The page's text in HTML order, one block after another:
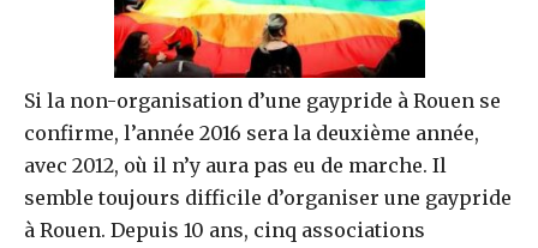
Si la non-organisation d’une gaypride à Rouen se
confirme, l’année 2016 sera la deuxième année,
avec 2012, où il n’y aura pas eu de marche. Il
semble toujours difficile d’organiser une gaypride
à Rouen. Depuis 10 ans, cinq associations